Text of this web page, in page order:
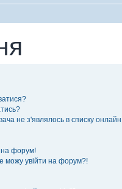
не з'являлось в списку онлайн
на форум!
можу увійти на форум?!